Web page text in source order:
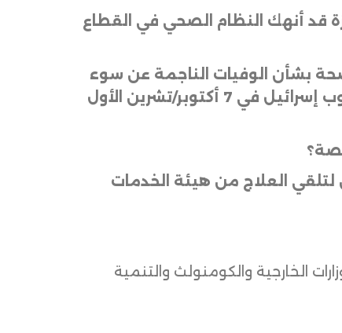
قد أنهك النظام الصحي في القطاع
بشأن الوفيات الناجمة عن سوء
التغذية. شنّ الجيش الإسرائيلي حملته على غزة رداً على الهجوم الذي شنّته حماس على جنوب إسرائيل في 7 أكتوبر/تشرين الأول
العلاج من هيئة الخدمات
الخارجية والكومنولث والتنمية